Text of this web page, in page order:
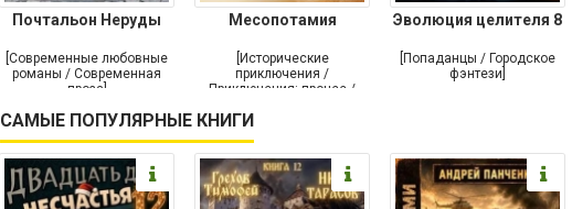
Почтальон Неруды
[Современные любовные
романы / Современная
проза]
Месопотамия
[Исторические
приключения /
Приключения: прочее /
Историческая проза]
Эволюция целителя 8
[Попаданцы / Городское
фэнтези]
САМЫЕ ПОПУЛЯРНЫЕ КНИГИ